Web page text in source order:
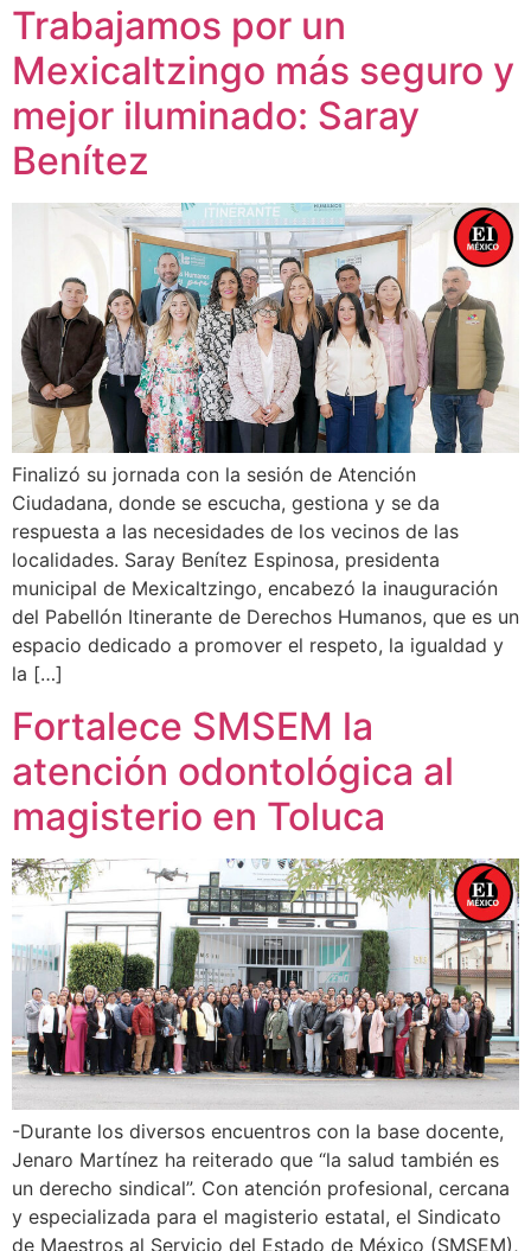
Trabajamos por un
Mexicaltzingo más seguro y
mejor iluminado: Saray
Benítez
Finalizó su jornada con la sesión de Atención
Ciudadana, donde se escucha, gestiona y se da
respuesta a las necesidades de los vecinos de las
localidades. Saray Benítez Espinosa, presidenta
municipal de Mexicaltzingo, encabezó la inauguración
del Pabellón Itinerante de Derechos Humanos, que es un
espacio dedicado a promover el respeto, la igualdad y
la […]
Fortalece SMSEM la
atención odontológica al
magisterio en Toluca
-Durante los diversos encuentros con la base docente,
Jenaro Martínez ha reiterado que “la salud también es
un derecho sindical”. Con atención profesional, cercana
y especializada para el magisterio estatal, el Sindicato
de Maestros al Servicio del Estado de México (SMSEM),